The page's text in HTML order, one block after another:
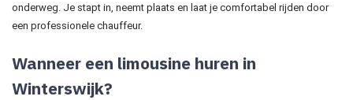
onderweg. Je stapt in, neemt plaats en laat je comfortabel rijden door
een professionele chauffeur.
Wanneer een limousine huren in
Winterswijk?